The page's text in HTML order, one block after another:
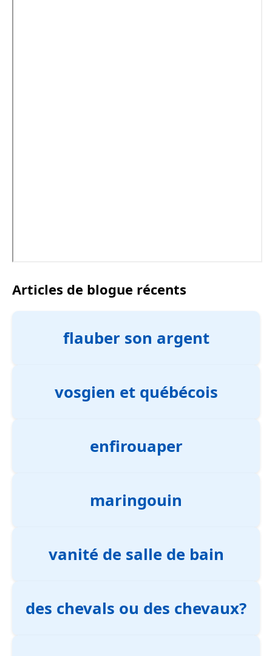
Articles de blogue récents
flauber son argent
vosgien et québécois
enfirouaper
maringouin
vanité de salle de bain
des chevals ou des chevaux?